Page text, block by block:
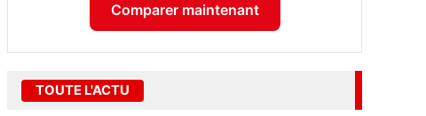
Comparer maintenant
TOUTE L'ACTU